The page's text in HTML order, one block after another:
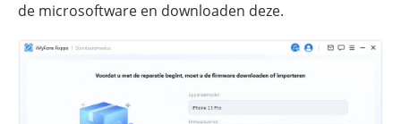
de microsoftware en downloaden deze.